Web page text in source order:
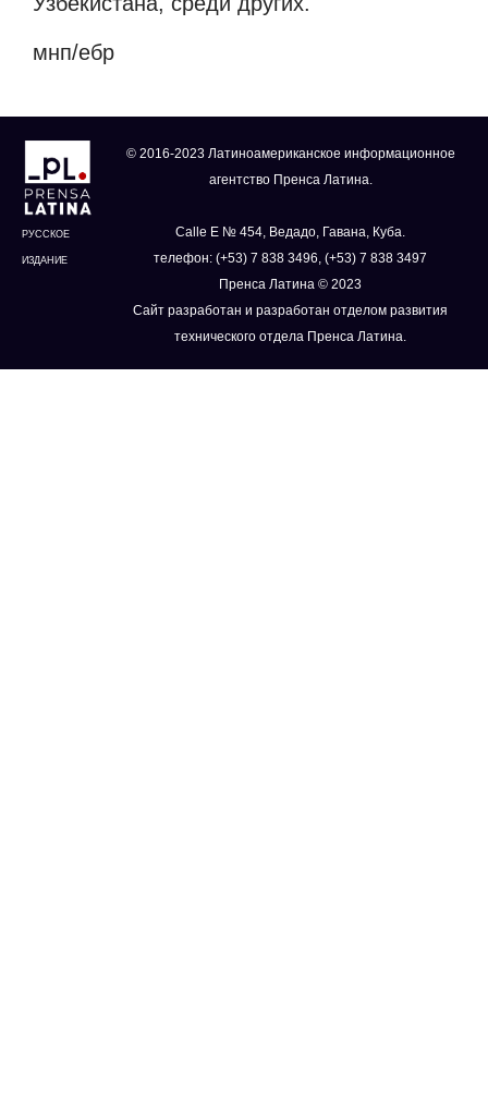
мнп/ебр
РУССКОЕ
ИЗДАНИЕ
© 2016-2023 Латиноамериканское информационное
агентство Пренса Латина.
Calle E № 454, Ведадо, Гавана, Куба.
телефон: (+53) 7 838 3496, (+53) 7 838 3497
Пренса Латина © 2023
Сайт разработан и разработан отделом развития
технического отдела Пренса Латина.